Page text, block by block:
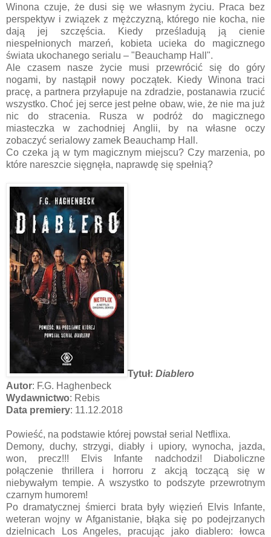
Winona czuje, że dusi się we własnym życiu. Praca bez
perspektyw i związek z mężczyzną, którego nie kocha, nie
dają jej szczęścia. Kiedy prześladują ją cienie
niespełnionych marzeń, kobieta ucieka do magicznego
świata ukochanego serialu – "Beauchamp Hall".
Ale czasem nasze życie musi przewrócić się do góry
nogami, by nastąpił nowy początek. Kiedy Winona traci
pracę, a partnera przyłapuje na zdradzie, postanawia rzucić
wszystko. Choć jej serce jest pełne obaw, wie, że nie ma już
nic do stracenia. Rusza w podróż do magicznego
miasteczka w zachodniej Anglii, by na własne oczy
zobaczyć serialowy zamek Beauchamp Hall.
Co czeka ją w tym magicznym miejscu? Czy marzenia, po
które nareszcie sięgnęła, naprawdę się spełnią?
Tytuł: Diablero
Autor: F.G. Haghenbeck
Wydawnictwo: Rebis
Data premiery: 11.12.2018
Powieść, na podstawie której powstał serial Netflixa.
Demony, duchy, strzygi, diabły i upiory, wynocha, jazda,
won, precz!!! Elvis Infante nadchodzi! Diaboliczne
połączenie thrillera i horroru z akcją toczącą się w
niebywałym tempie. A wszystko to podszyte przewrotnym
czarnym humorem!
Po dramatycznej śmierci brata były więzień Elvis Infante,
weteran wojny w Afganistanie, błąka się po podejrzanych
dzielnicach Los Angeles, pracując jako diablero: łowca